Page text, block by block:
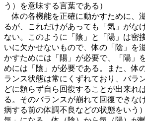
う）を意味する言葉である）
体の各機能を正確に動かすために、
るが、これだけがあっても「気」がな
ない。このように「陰」と「陽」は密
いに欠かせないもので、体の「陰」を
かすためには「陽」が必要で、「陽」
めには「陰」が必要である。また、体
ランス状態は常にくずれており、バラ
どに頼らず自ら回復することが出来れ
る。そのバランスが崩れて回復できな
病する前の体調不良などの状態をいう